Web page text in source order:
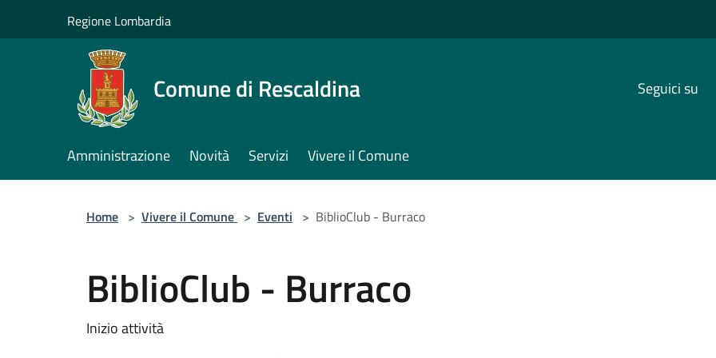
Regione Lombardia
Comune di Rescaldina Seguici su
Amministrazione Novità Servizi Vivere il Comune
Home > Vivere il Comune > Eventi > BiblioClub - Burraco
BiblioClub - Burraco
Inizio attività